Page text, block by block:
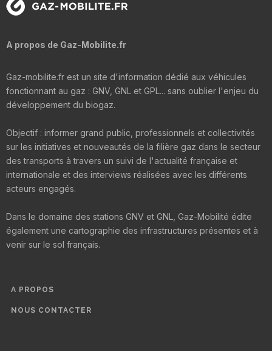
A propos de Gaz-Mobilite.fr
Gaz-mobilite.fr est un site d'information dédié aux véhicules
fonctionnant au gaz : GNV, GNL et GPL... sans oublier l'enjeu du
développement du biogaz.
Objectif : informer grand public, professionnels et collectivités
sur les initiatives et nouveautés de la filière gaz dans le secteur
des transports à travers un suivi de l'actualité française et
internationale et des interviews réalisées avec les différents
acteurs engagés.
Dans le domaine des stations GNV et GNL, Gaz-Mobilité édite
également une cartographie des infrastructures présentes et à
venir sur le sol français.
A PROPOS
NOUS CONTACTER